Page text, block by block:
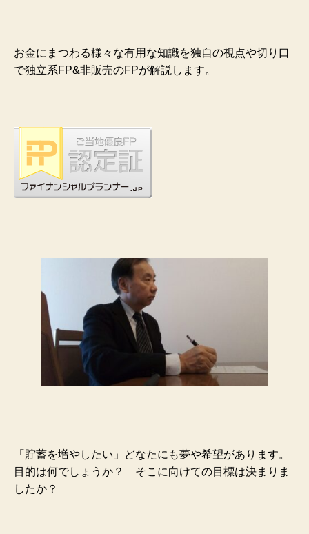
お金にまつわる様々な有用な知識を独自の視点や切り口
で独立系FP&非販売のFPが解説します。
「貯蓄を増やしたい」どなたにも夢や希望があります。
目的は何でしょうか？ そこに向けての目標は決まりま
したか？